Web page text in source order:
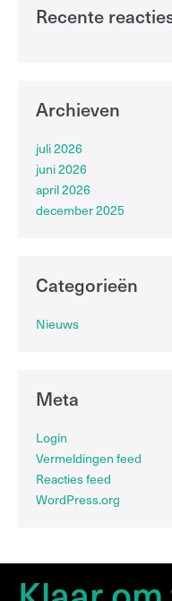
Recente
Archieven
juli 2026
juni 2026
april 2026
december 2025
Categorieën
Nieuws
Meta
Login
Vermeldingen feed
Reacties feed
WordPress.org